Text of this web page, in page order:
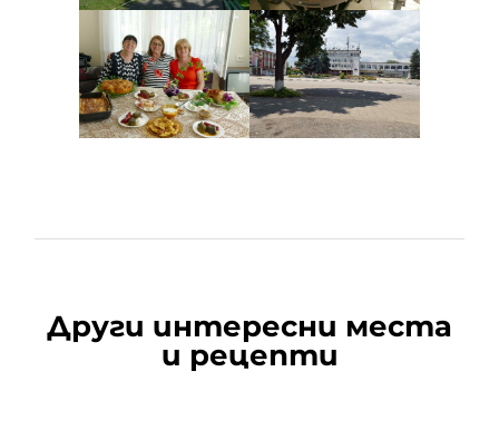
Други интересни места
и рецепти